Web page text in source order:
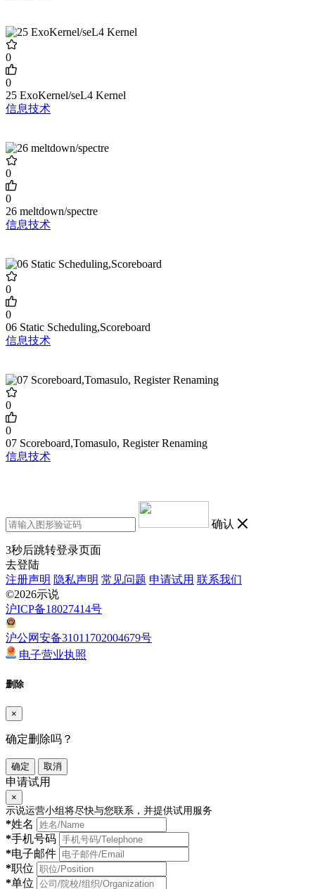
0
0
25 ExoKernel/seL4 Kernel
信息技术
0
0
26 meltdown/spectre
信息技术
0
0
06 Static Scheduling,Scoreboard
信息技术
0
0
07 Scoreboard,Tomasulo, Register Renaming
信息技术
确认
3秒后跳转登录页面
去登陆
注册声明 隐私声明 常见问题 申请试用 联系我们
©2026示说
沪ICP备18027414号
沪公网安备31011702004679号
电子营业执照
删除
×
确定删除吗？
确定 取消
申请试用
×
示说运营小组将尽快与您联系，并提供试用服务
*姓名
*手机号码
*电子邮件
*职位
*单位